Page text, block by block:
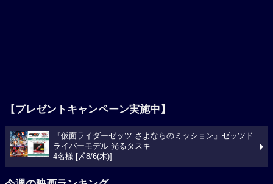
【プレゼントキャンペーン実施中】
『仮面ライダーゼッツ さよならのミッション』ゼッツド
ライバーモデル 光るタスキ
4名様 [〆8/6(木)]